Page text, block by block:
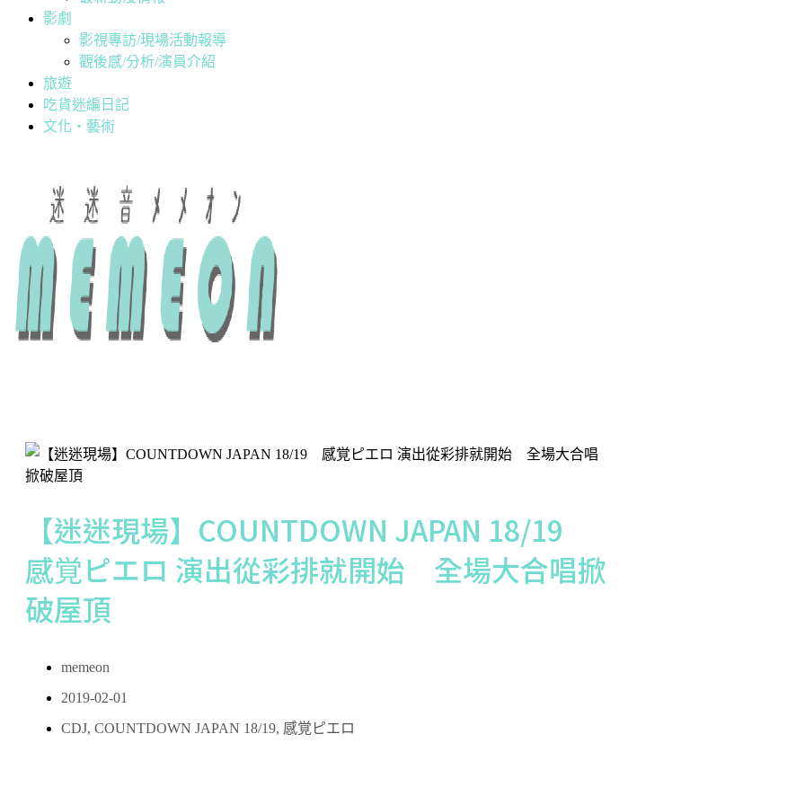
影劇
影視專訪/現場活動報導
觀後感/分析/演員介紹
旅遊
吃貨迷編日記
文化・藝術
【迷迷現場】COUNTDOWN JAPAN 18/19
感覚ピエロ 演出從彩排就開始 全場大合唱掀
破屋頂
memeon
2019-02-01
CDJ, COUNTDOWN JAPAN 18/19, 感覚ピエロ